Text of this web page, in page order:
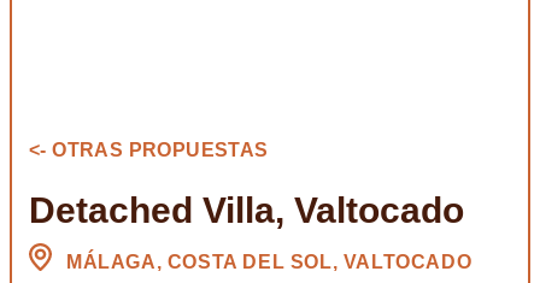
<- OTRAS PROPUESTAS
Detached Villa, Valtocado
MÁLAGA, COSTA DEL SOL, VALTOCADO